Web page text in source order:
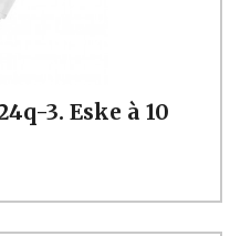
3. Eske à 10